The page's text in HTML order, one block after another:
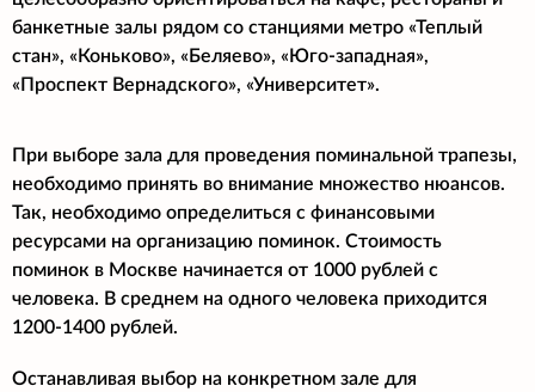
банкетные залы рядом со станциями метро «Теплый
стан», «Коньково», «Беляево», «Юго-западная»,
«Проспект Вернадского», «Университет».
При выборе зала для проведения поминальной трапезы,
необходимо принять во внимание множество нюансов.
Так, необходимо определиться с финансовыми
ресурсами на организацию поминок. Стоимость
поминок в Москве начинается от 1000 рублей с
человека. В среднем на одного человека приходится
1200-1400 рублей.
Останавливая выбор на конкретном зале для